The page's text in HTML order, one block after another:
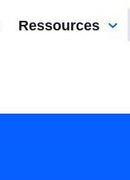
Ressources